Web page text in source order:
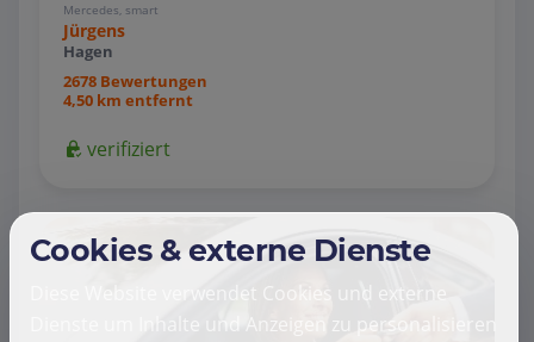
Mercedes, smart
Jürgens
Hagen
2678 Bewertungen
4,50 km entfernt
verifiziert
Cookies & externe Dienste
Diese Website verwendet Cookies und externe
Dienste um Inhalte und Anzeigen zu personalisieren